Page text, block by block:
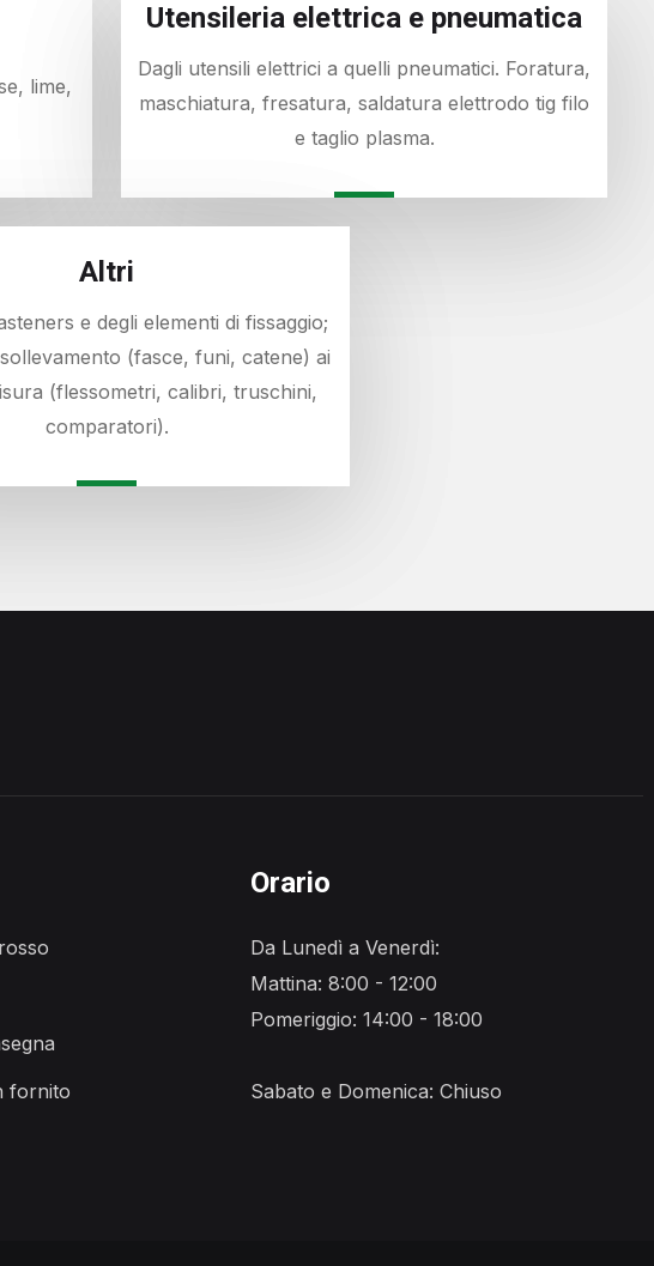
lime,
Utensileria elettrica e pneumatica
Dagli utensili elettrici a quelli pneumatici. Foratura,
maschiatura, fresatura, saldatura elettrodo tig filo
e taglio plasma.
Altri
e degli elementi di fissaggio;
(fasce, funi, catene) ai
(flessometri, calibri, truschini,
comparatori).
fornito
Orario
Da Lunedì a Venerdì:
Mattina: 8:00 - 12:00
Pomeriggio: 14:00 - 18:00
Sabato e Domenica: Chiuso